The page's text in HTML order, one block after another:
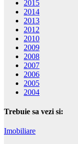
2015
2014
2013
2012
2010
2009
2008
2007
2006
2005
2004
Trebuie sa vezi si:
Imobiliare